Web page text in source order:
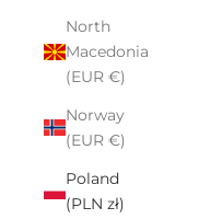
North
Macedonia
(EUR €)
Norway
(EUR €)
Poland
(PLN zł)